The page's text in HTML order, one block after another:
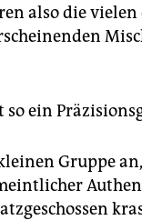
also die
ein
Gruppe